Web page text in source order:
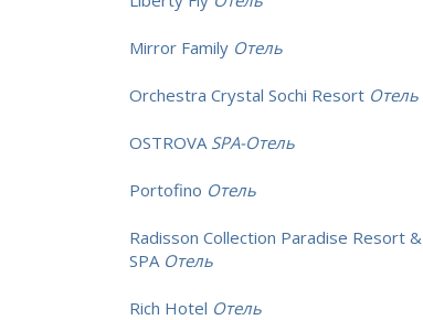
Mirror Family Отель
Orchestra Crystal Sochi Resort Отель
OSTROVA SPA-Отель
Portofino Отель
Radisson Collection Paradise Resort &
SPA Отель
Rich Hotel Отель